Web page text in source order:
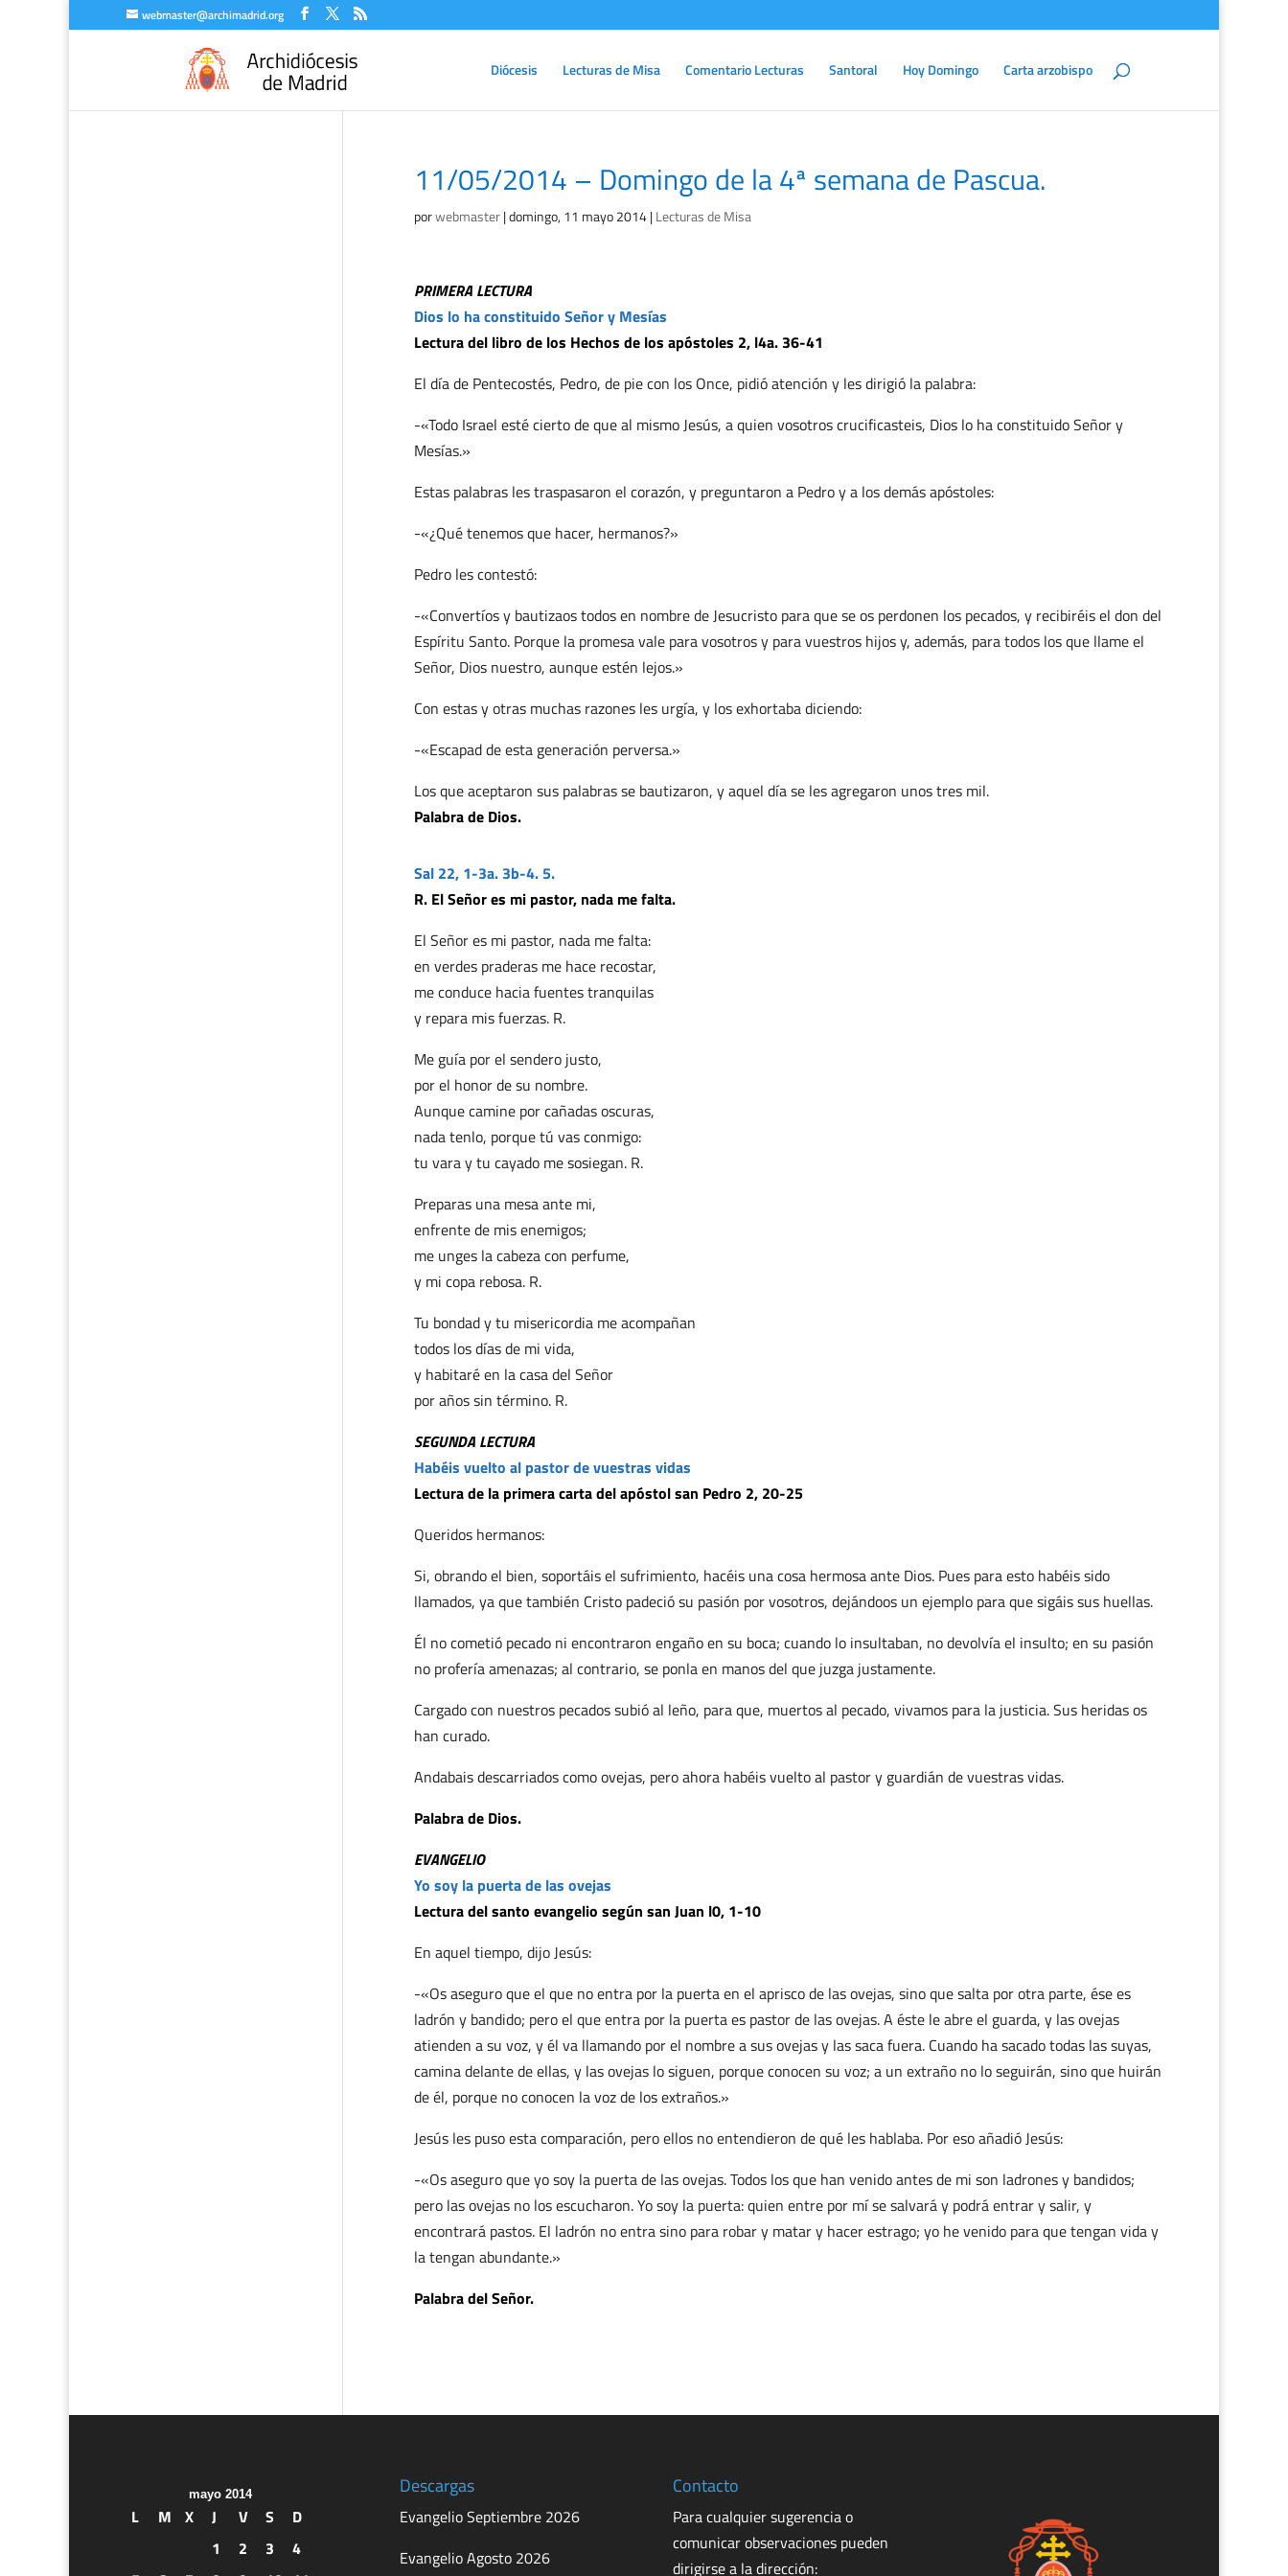
webmaster@archimadrid.org
Diócesis Lecturas de Misa Comentario Lecturas Santoral Hoy Domingo Carta arzobispo
11/05/2014 – Domingo de la 4ª semana de Pascua.
porwebmaster|domingo, 11 mayo 2014|Lecturas de Misa
PRIMERA LECTURA
Dios lo ha constituido Señor y Mesías
Lectura del libro de los Hechos de los apóstoles 2, l4a. 36-41
El día de Pentecostés, Pedro, de pie con los Once, pidió atención y les dirigió la palabra:
-«Todo Israel esté cierto de que al mismo Jesús, a quien vosotros crucificasteis, Dios lo ha constituido Señor y
Mesías.»
Estas palabras les traspasaron el corazón, y preguntaron a Pedro y a los demás apóstoles:
-«¿Qué tenemos que hacer, hermanos?»
Pedro les contestó:
-«Convertíos y bautizaos todos en nombre de Jesucristo para que se os perdonen los pecados, y recibiréis el don del
Espíritu Santo. Porque la promesa vale para vosotros y para vuestros hijos y, además, para todos los que llame el
Señor, Dios nuestro, aunque estén lejos.»
Con estas y otras muchas razones les urgía, y los exhortaba diciendo:
-«Escapad de esta generación perversa.»
Los que aceptaron sus palabras se bautizaron, y aquel día se les agregaron unos tres mil.
Palabra de Dios.
Sal 22, 1-3a. 3b-4. 5.
R. El Señor es mi pastor, nada me falta.
El Señor es mi pastor, nada me falta:
en verdes praderas me hace recostar,
me conduce hacia fuentes tranquilas
y repara mis fuerzas. R.
Me guía por el sendero justo,
por el honor de su nombre.
Aunque camine por cañadas oscuras,
nada tenlo, porque tú vas conmigo:
tu vara y tu cayado me sosiegan. R.
Preparas una mesa ante mi,
enfrente de mis enemigos;
me unges la cabeza con perfume,
y mi copa rebosa. R.
Tu bondad y tu misericordia me acompañan
todos los días de mi vida,
y habitaré en la casa del Señor
por años sin término. R.
SEGUNDA LECTURA
Habéis vuelto al pastor de vuestras vidas
Lectura de la primera carta del apóstol san Pedro 2, 20-25
Queridos hermanos:
Si, obrando el bien, soportáis el sufrimiento, hacéis una cosa hermosa ante Dios. Pues para esto habéis sido
llamados, ya que también Cristo padeció su pasión por vosotros, dejándoos un ejemplo para que sigáis sus huellas.
Él no cometió pecado ni encontraron engaño en su boca; cuando lo insultaban, no devolvía el insulto; en su pasión
no profería amenazas; al contrario, se ponla en manos del que juzga justamente.
Cargado con nuestros pecados subió al leño, para que, muertos al pecado, vivamos para la justicia. Sus heridas os
han curado.
Andabais descarriados como ovejas, pero ahora habéis vuelto al pastor y guardián de vuestras vidas.
Palabra de Dios.
EVANGELIO
Yo soy la puerta de las ovejas
Lectura del santo evangelio según san Juan l0, 1-10
En aquel tiempo, dijo Jesús:
-«Os aseguro que el que no entra por la puerta en el aprisco de las ovejas, sino que salta por otra parte, ése es
ladrón y bandido; pero el que entra por la puerta es pastor de las ovejas. A éste le abre el guarda, y las ovejas
atienden a su voz, y él va llamando por el nombre a sus ovejas y las saca fuera. Cuando ha sacado todas las suyas,
camina delante de ellas, y las ovejas lo siguen, porque conocen su voz; a un extraño no lo seguirán, sino que huirán
de él, porque no conocen la voz de los extraños.»
Jesús les puso esta comparación, pero ellos no entendieron de qué les hablaba. Por eso añadió Jesús:
-«Os aseguro que yo soy la puerta de las ovejas. Todos los que han venido antes de mi son ladrones y bandidos;
pero las ovejas no los escucharon. Yo soy la puerta: quien entre por mí se salvará y podrá entrar y salir, y
encontrará pastos. El ladrón no entra sino para robar y matar y hacer estrago; yo he venido para que tengan vida y
la tengan abundante.»
Palabra del Señor.
mayo 2014
L M X J V S
D
1
2 3
4
Descargas
Evangelio Septiembre 2026
Evangelio Agosto 2026
Contacto
Para cualquier sugerencia o
comunicar observaciones pueden
dirigirse a la dirección: